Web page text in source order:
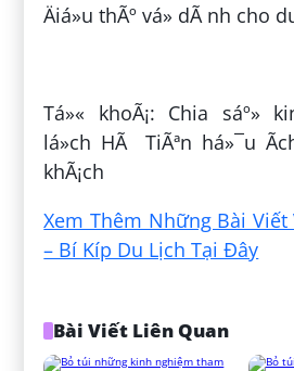
Äiá»u thÃº vá» dÃ nh cho
Tá»« khoÃ¡: Chia sáº»
lá»ch HÃ TiÃªn há»¯u
khÃ¡ch
Xem Thêm Những Bài
– Bí Kíp Du Lịch Tại Đây
Bài Viết Liên Quan